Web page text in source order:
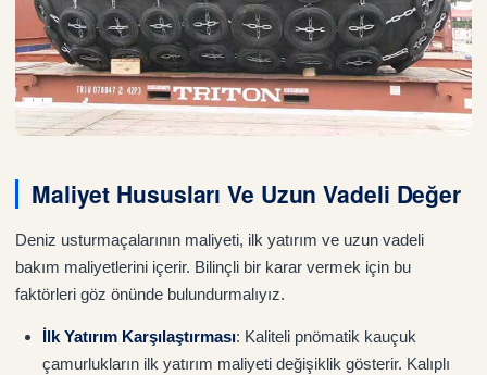
Maliyet Hususları Ve Uzun Vadeli Değer
Deniz usturmaçalarının maliyeti, ilk yatırım ve uzun vadeli
bakım maliyetlerini içerir. Bilinçli bir karar vermek için bu
faktörleri göz önünde bulundurmalıyız.
İlk Yatırım Karşılaştırması: Kaliteli pnömatik kauçuk
çamurlukların ilk yatırım maliyeti değişiklik gösterir. Kalıplı